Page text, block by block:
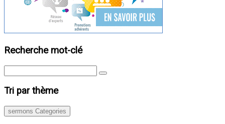
Recherche mot-clé
Tri par thème
sermons Categories